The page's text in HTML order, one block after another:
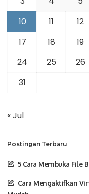
10
11 12
17
18 19
24
25 26
31
« Jul
Postingan Terbaru
5 Cara Membuka File
Cara Mengaktifkan